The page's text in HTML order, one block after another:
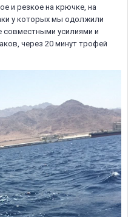
и резкое на крючке, на
у которых мы одолжили
усилиями и
через 20 минут трофей